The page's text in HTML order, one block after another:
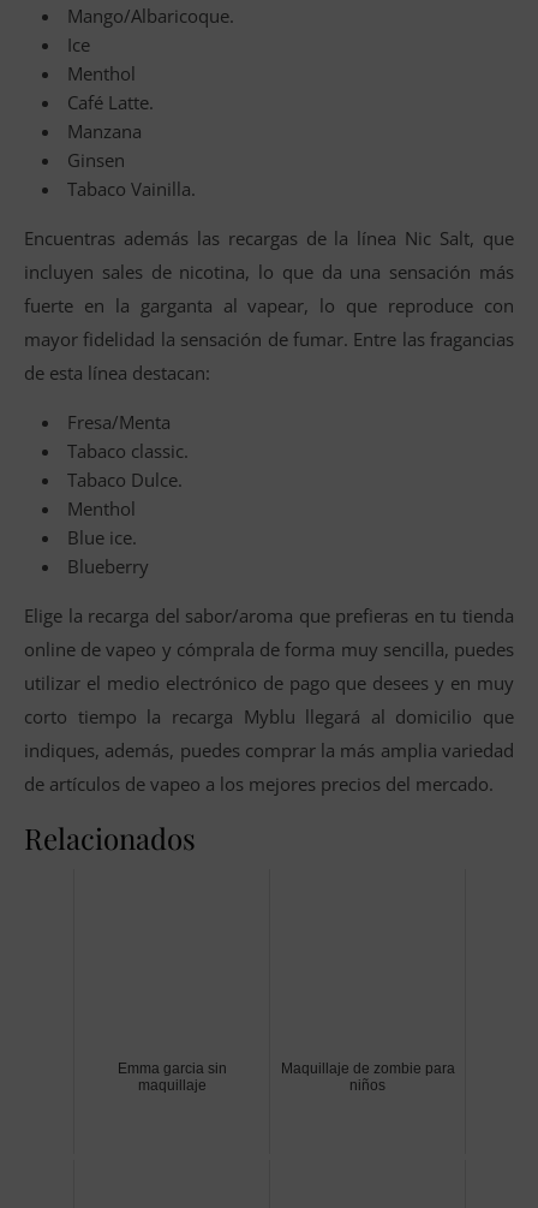
Mango/Albaricoque.
Ice
Menthol
Café Latte.
Manzana
Ginsen
Tabaco Vainilla.
Encuentras además las recargas de la línea Nic Salt, que
incluyen sales de nicotina, lo que da una sensación más
fuerte en la garganta al vapear, lo que reproduce con
mayor fidelidad la sensación de fumar. Entre las fragancias
de esta línea destacan:
Fresa/Menta
Tabaco classic.
Tabaco Dulce.
Menthol
Blue ice.
Blueberry
Elige la recarga del sabor/aroma que prefieras en tu tienda
online de vapeo y cómprala de forma muy sencilla, puedes
utilizar el medio electrónico de pago que desees y en muy
corto tiempo la recarga Myblu llegará al domicilio que
indiques, además, puedes comprar la más amplia variedad
de artículos de vapeo a los mejores precios del mercado.
Relacionados
Emma garcia sin
maquillaje
Maquillaje de zombie para
niños